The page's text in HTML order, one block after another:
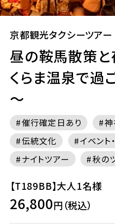
京都観光タクシーツアー
昼の鞍馬散策
くらま温泉で過
～
催行確定日あり
伝統文化
イベント
ナイトツアー
秋の
【T189BB】大人1名様
26,800円（税込）